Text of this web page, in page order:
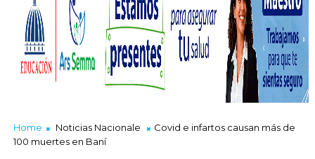
Home Noticias Nacionale
Covid e infartos causan más de
100 muertes en Baní